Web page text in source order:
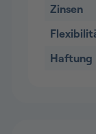
Zinsen
Haftung